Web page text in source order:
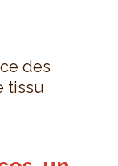
des
tissu